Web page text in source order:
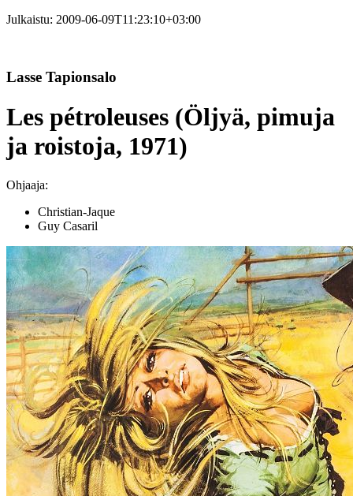
Julkaistu: 2009-06-09T11:23:10+03:00
Lasse Tapionsalo
Les pétroleuses (Öljyä, pimuja
ja roistoja, 1971)
Ohjaaja:
Christian-Jaque
Guy Casaril